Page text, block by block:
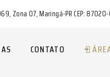
Zona 07, Maringá-PR CEP:
CONTATO